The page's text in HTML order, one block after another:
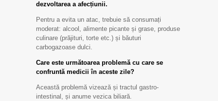
dezvoltarea a afecțiunii.
Pentru a evita un atac, trebuie să consumați
moderat: alcool, alimente picante și grase, produse
culinare (prăjituri, torte etc.) și băuturi
carbogazoase dulci.
Care este următoarea problemă cu care se
confruntă medicii în aceste zile?
Această problemă vizează și tractul gastro-
intestinal, și anume vezica biliară.